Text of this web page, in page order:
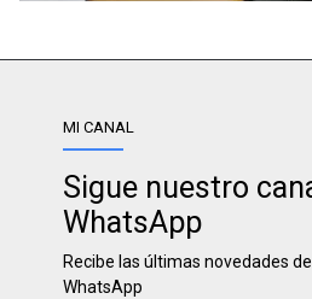
MI CANAL
Sigue nuestro
WhatsApp
Recibe las últimas novedades
WhatsApp